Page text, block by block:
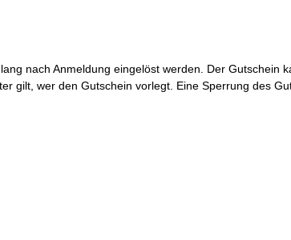
nach Anmeldung eingelöst werden. Der
gilt, wer den Gutschein vorlegt. Eine Sperrung des